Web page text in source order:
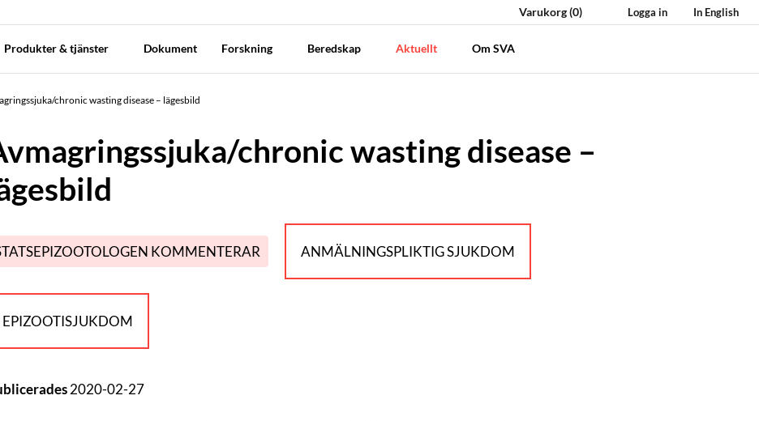
Varukorg(0) Logga in In English
Produkter & tjänster Dokument Forskning Beredskap Aktuellt Om SVA
chronic wasting disease – lägesbild
chronic wasting disease –
KOMMENTERAR ANMÄLNINGSPLIKTIG SJUKDOM
EPIZOOTISJUKDOM
2020-02-27